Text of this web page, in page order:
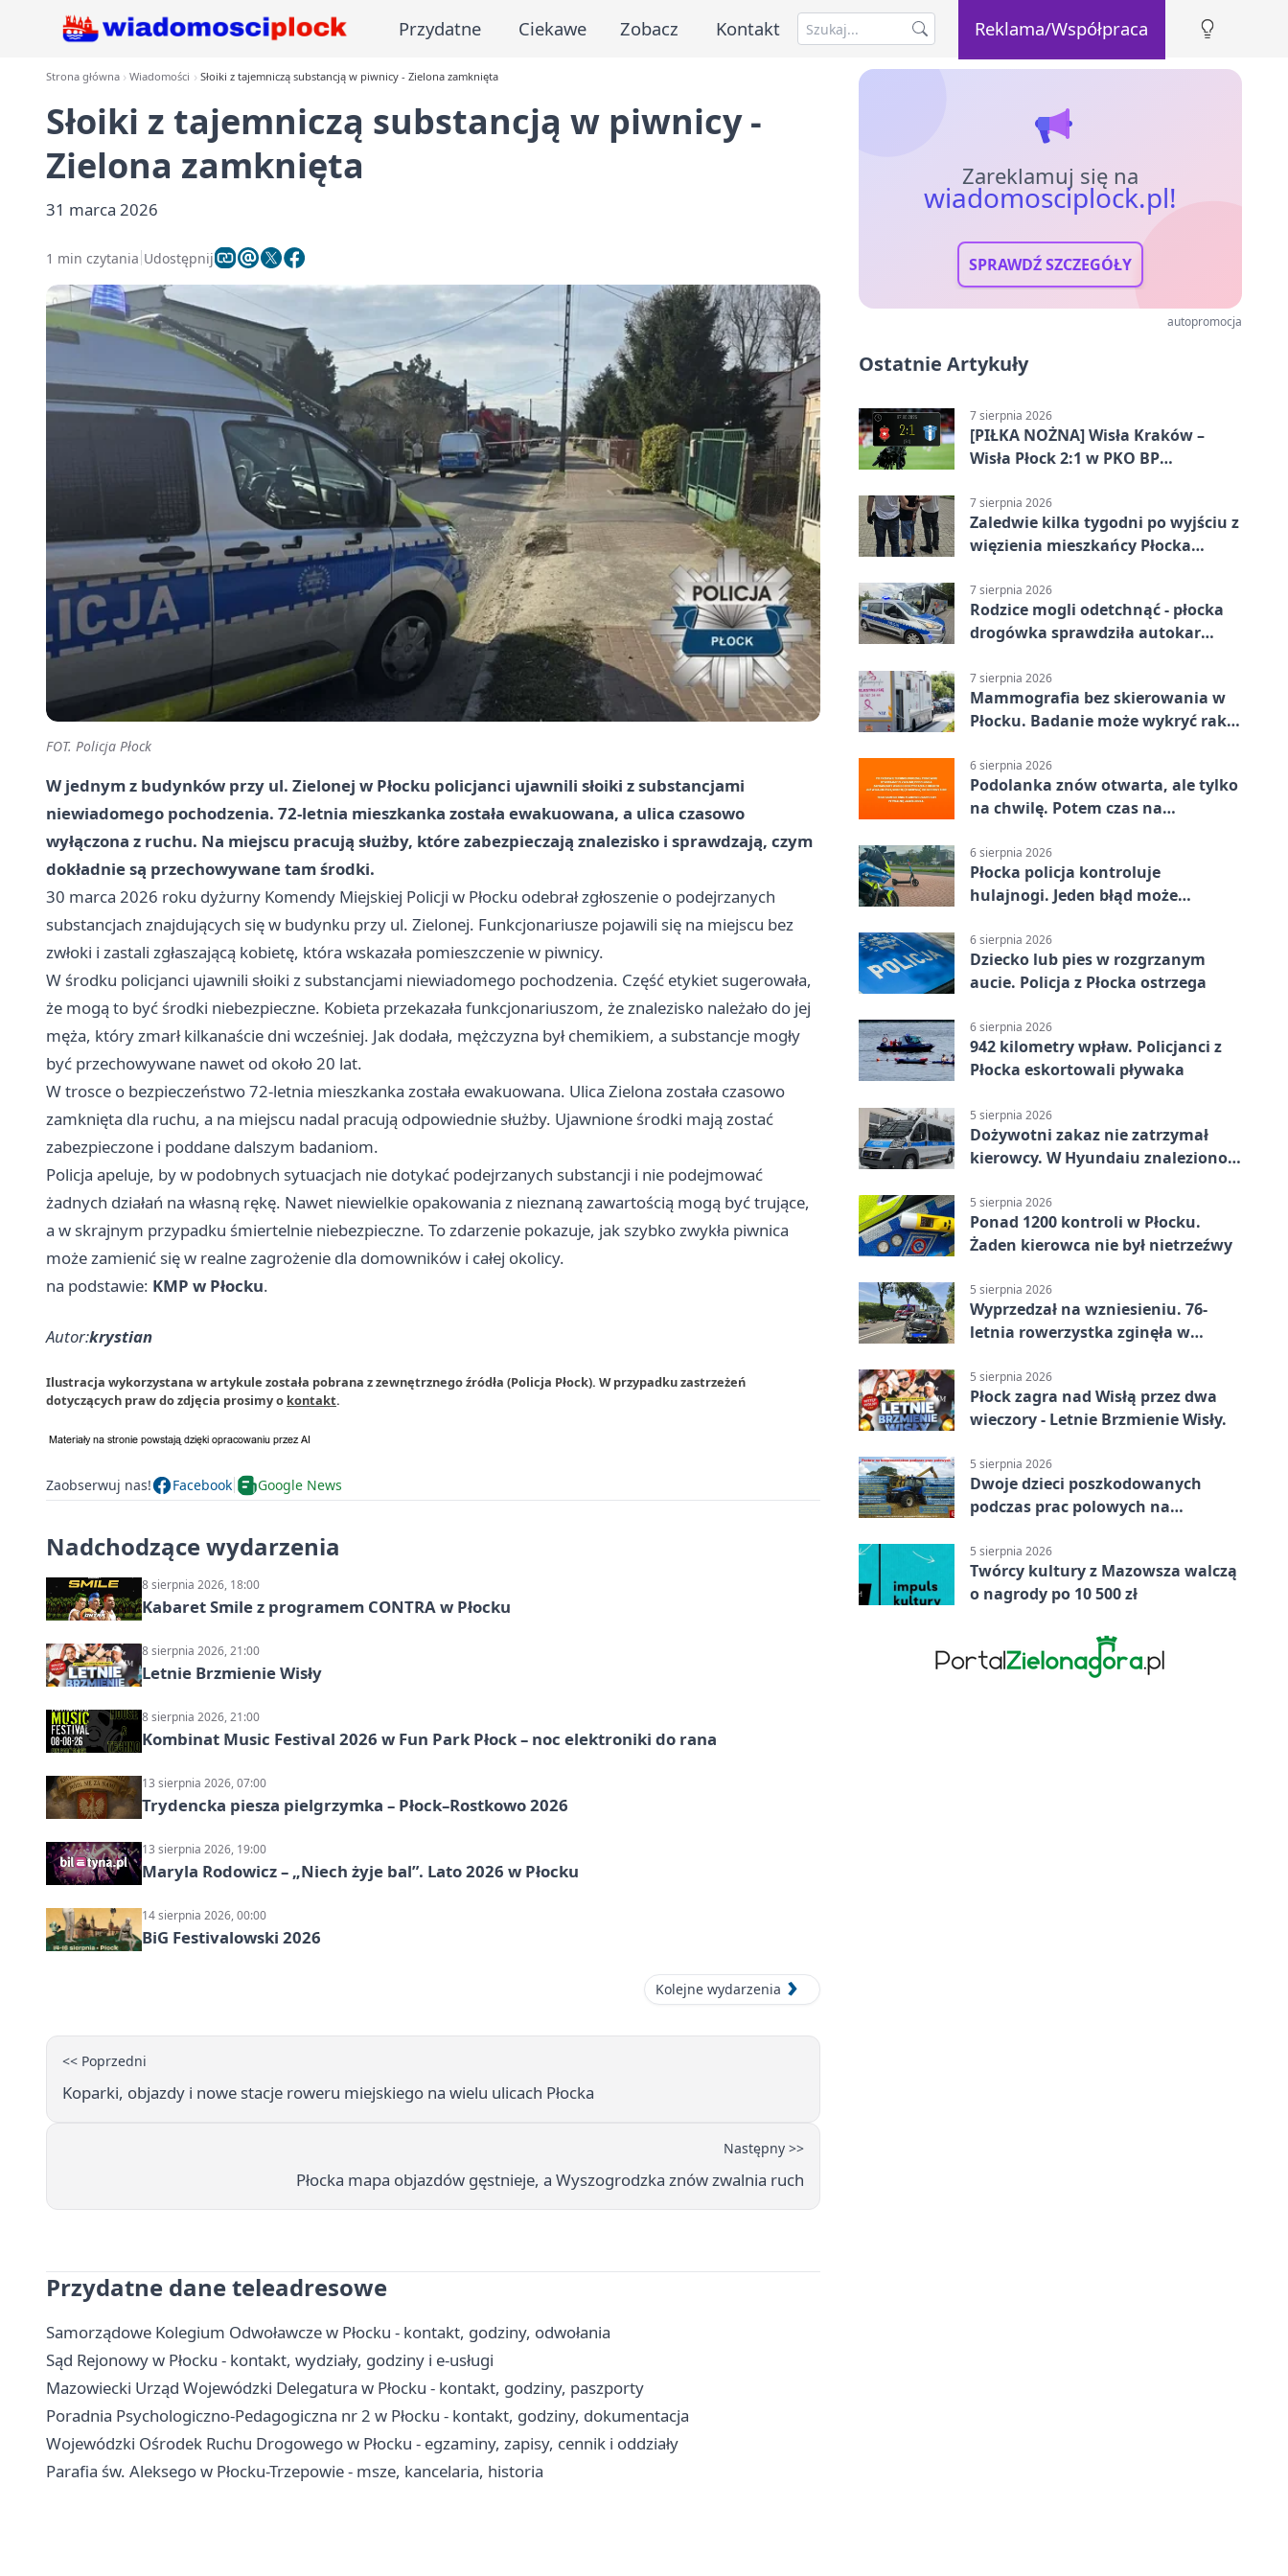
Przydatne Ciekawe Zobacz Kontakt Reklama/Współpraca
Strona główna Wiadomości Słoiki z tajemniczą substancją w piwnicy - Zielona zamknięta
Słoiki z tajemniczą substancją w piwnicy -
Zielona zamknięta
31 marca 2026
1 min czytania Udostępnij
FOT. Policja Płock
W jednym z budynków przy ul. Zielonej w Płocku policjanci ujawnili słoiki z substancjami
niewiadomego pochodzenia. 72-letnia mieszkanka została ewakuowana, a ulica czasowo
wyłączona z ruchu. Na miejscu pracują służby, które zabezpieczają znalezisko i sprawdzają, czym
dokładnie są przechowywane tam środki.
30 marca 2026 roku dyżurny Komendy Miejskiej Policji w Płocku odebrał zgłoszenie o podejrzanych
substancjach znajdujących się w budynku przy ul. Zielonej. Funkcjonariusze pojawili się na miejscu bez
zwłoki i zastali zgłaszającą kobietę, która wskazała pomieszczenie w piwnicy.
W środku policjanci ujawnili słoiki z substancjami niewiadomego pochodzenia. Część etykiet sugerowała,
że mogą to być środki niebezpieczne. Kobieta przekazała funkcjonariuszom, że znalezisko należało do jej
męża, który zmarł kilkanaście dni wcześniej. Jak dodała, mężczyzna był chemikiem, a substancje mogły
być przechowywane nawet od około 20 lat.
W trosce o bezpieczeństwo 72-letnia mieszkanka została ewakuowana. Ulica Zielona została czasowo
zamknięta dla ruchu, a na miejscu nadal pracują odpowiednie służby. Ujawnione środki mają zostać
zabezpieczone i poddane dalszym badaniom.
Policja apeluje, by w podobnych sytuacjach nie dotykać podejrzanych substancji i nie podejmować
żadnych działań na własną rękę. Nawet niewielkie opakowania z nieznaną zawartością mogą być trujące,
a w skrajnym przypadku śmiertelnie niebezpieczne. To zdarzenie pokazuje, jak szybko zwykła piwnica
może zamienić się w realne zagrożenie dla domowników i całej okolicy.
na podstawie: KMP w Płocku.
Autor:krystian
Ilustracja wykorzystana w artykule została pobrana z zewnętrznego źródła (Policja Płock). W przypadku zastrzeżeń
dotyczących praw do zdjęcia prosimy o kontakt.
Zaobserwuj nas! Facebook Google News
Nadchodzące wydarzenia
8 sierpnia 2026, 18:00
Kabaret Smile z programem CONTRA w Płocku
8 sierpnia 2026, 21:00
Letnie Brzmienie Wisły
8 sierpnia 2026, 21:00
Kombinat Music Festival 2026 w Fun Park Płock – noc elektroniki do rana
13 sierpnia 2026, 07:00
Trydencka piesza pielgrzymka – Płock–Rostkowo 2026
13 sierpnia 2026, 19:00
Maryla Rodowicz – „Niech żyje bal”. Lato 2026 w Płocku
14 sierpnia 2026, 00:00
BiG Festivalowski 2026
Kolejne wydarzenia
<< Poprzedni
Koparki, objazdy i nowe stacje roweru miejskiego na wielu ulicach Płocka
Następny >>
Płocka mapa objazdów gęstnieje, a Wyszogrodzka znów zwalnia ruch
Przydatne dane teleadresowe
Samorządowe Kolegium Odwoławcze w Płocku - kontakt, godziny, odwołania
Sąd Rejonowy w Płocku - kontakt, wydziały, godziny i e-usługi
Mazowiecki Urząd Wojewódzki Delegatura w Płocku - kontakt, godziny, paszporty
Poradnia Psychologiczno-Pedagogiczna nr 2 w Płocku - kontakt, godziny, dokumentacja
Wojewódzki Ośrodek Ruchu Drogowego w Płocku - egzaminy, zapisy, cennik i oddziały
Parafia św. Aleksego w Płocku-Trzepowie - msze, kancelaria, historia
Zareklamuj się na
wiadomosciplock.pl!
SPRAWDŹ SZCZEGÓŁY
autopromocja
Ostatnie Artykuły
7 sierpnia 2026
[PIŁKA NOŻNA] Wisła Kraków –
Wisła Płock 2:1 w PKO BP
rozstrzygnęli mecz przed przerwą
7 sierpnia 2026
Zaledwie kilka tygodni po wyjściu z
więzienia mieszkańcy Płocka
7 sierpnia 2026
Rodzice mogli odetchnąć - płocka
drogówka sprawdziła autokar
7 sierpnia 2026
Mammografia bez skierowania w
Płocku. Badanie może wykryć raka,
6 sierpnia 2026
Podolanka znów otwarta, ale tylko
na chwilę. Potem czas na
6 sierpnia 2026
Płocka policja kontroluje
hulajnogi. Jeden błąd może
6 sierpnia 2026
Dziecko lub pies w rozgrzanym
aucie. Policja z Płocka ostrzega
6 sierpnia 2026
942 kilometry wpław. Policjanci z
Płocka eskortowali pływaka
5 sierpnia 2026
Dożywotni zakaz nie zatrzymał
kierowcy. W Hyundaiu znaleziono
5 sierpnia 2026
Ponad 1200 kontroli w Płocku.
Żaden kierowca nie był nietrzeźwy
5 sierpnia 2026
Wyprzedzał na wzniesieniu. 76-
letnia rowerzystka zginęła w
5 sierpnia 2026
Płock zagra nad Wisłą przez dwa
wieczory - Letnie Brzmienie Wisły.
5 sierpnia 2026
Dwoje dzieci poszkodowanych
podczas prac polowych na
5 sierpnia 2026
Twórcy kultury z Mazowsza walczą
o nagrody po 10 500 zł